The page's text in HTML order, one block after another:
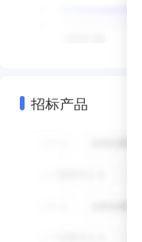
招标产品